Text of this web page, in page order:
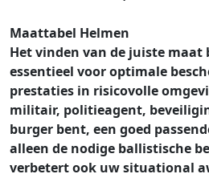
Maattabel Helmen
Het vinden van de juiste maat
essentieel voor optimale
prestaties in risicovolle
militair, politieagent,
burger bent, een goed
alleen de nodige ballistische
verbetert ook uw situational